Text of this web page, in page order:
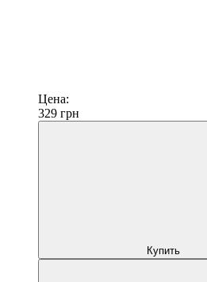
Цена:
329 грн
Купить